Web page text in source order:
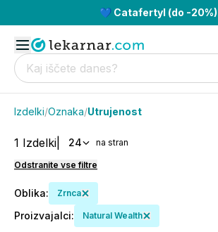
💙 Catafertyl (do -20%)
Izdelki/Oznaka/Utrujenost
1 Izdelki 24 na stran
Odstranite vse filtre
Oblika: Zrnca
Proizvajalci: Natural Wealth